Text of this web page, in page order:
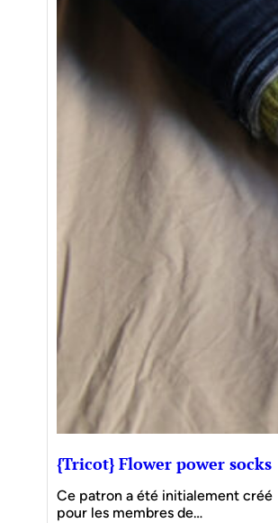
{Tricot} Flower power socks
Ce patron a été initialement créé
pour les membres de…